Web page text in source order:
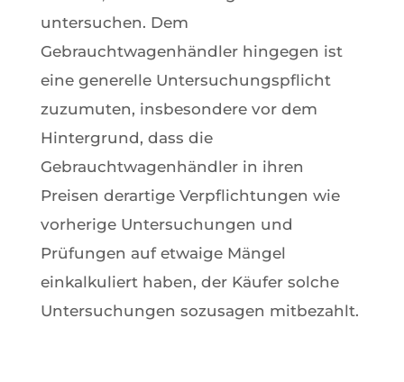
untersuchen. Dem
Gebrauchtwagenhändler hingegen ist
eine generelle Untersuchungspflicht
zuzumuten, insbesondere vor dem
Hintergrund, dass die
Gebrauchtwagenhändler in ihren
Preisen derartige Verpflichtungen wie
vorherige Untersuchungen und
Prüfungen auf etwaige Mängel
einkalkuliert haben, der Käufer solche
Untersuchungen sozusagen mitbezahlt.